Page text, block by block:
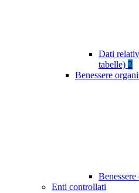
Dati
tabelle) 2
Benessere
Enti controllati